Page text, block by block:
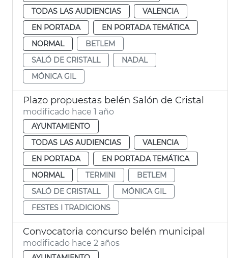
TODAS LAS AUDIENCIAS
VALENCIA
EN PORTADA
EN PORTADA TEMÁTICA
NORMAL
BETLEM
SALÓ DE CRISTALL
NADAL
MÓNICA GIL
Plazo propuestas belén Salón de Cristal
modificado hace 1 año
AYUNTAMIENTO
TODAS LAS AUDIENCIAS
VALENCIA
EN PORTADA
EN PORTADA TEMÁTICA
NORMAL
TERMINI
BETLEM
SALÓ DE CRISTALL
MÓNICA GIL
FESTES I TRADICIONS
Convocatoria concurso belén municipal
modificado hace 2 años